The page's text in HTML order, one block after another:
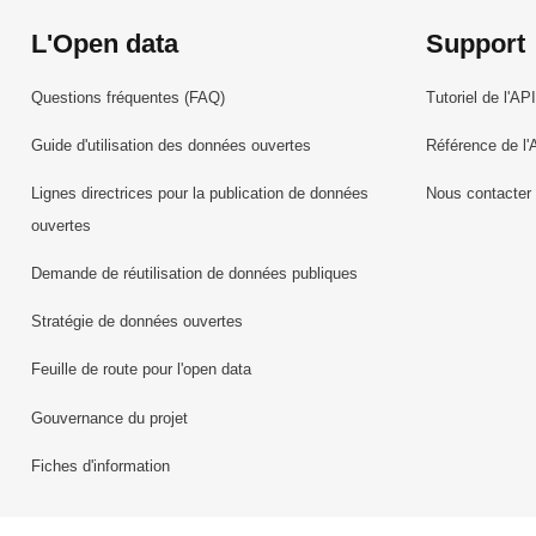
L'Open data
Questions fréquentes (FAQ)
Guide d'utilisation des données ouvertes
Lignes directrices pour la publication de données
ouvertes
Demande de réutilisation de données publiques
Stratégie de données ouvertes
Feuille de route pour l'open data
Gouvernance du projet
Fiches d'information
Support
Tutoriel de l'API
Référence de
Nous contacter